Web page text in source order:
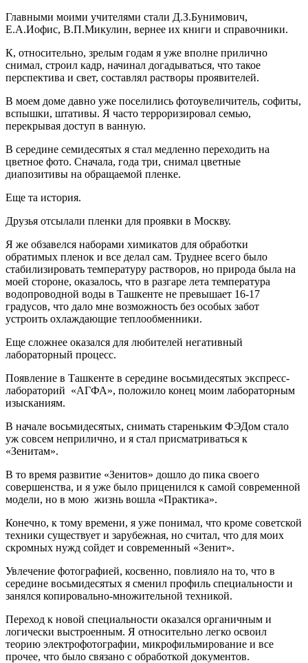
Главными моими учителями стали Д.З.Бунимович,
Е.А.Иофис, В.П.Микулин, вернее их книги и справочники.
К, относительно, зрелым годам я уже вполне прилично
снимал, строил кадр, начинал догадываться, что такое
перспектива и свет, составлял растворы проявителей.
В моем доме давно уже поселились фотоувеличитель, софиты,
вспышки, штативы. Я часто терроризировал семью,
перекрывая доступ в ванную.
В середине семидесятых я стал медленно переходить на
цветное фото. Сначала, года три, снимал цветные
диапозитивы на обращаемой пленке.
Еще та история.
Друзья отсылали пленки для проявки в Москву.
Я же обзавелся наборами химикатов для обработки
обратимых пленок и все делал сам. Труднее всего было
стабилизировать температуру растворов, но природа была на
моей стороне, оказалось, что в разгаре лета температура
водопроводной воды в Ташкенте не превышает 16-17
градусов, что дало мне возможность без особых забот
устроить охлаждающие теплообменники.
Еще сложнее оказался для любителей негативный
лабораторный процесс.
Появление в Ташкенте в середине восьмидесятых экспресс-
лабораторий «АГФА», положило конец моим лабораторным
изысканиям.
В начале восьмидесятых, снимать стареньким ФЭДом стало
уж совсем неприлично, и я стал присматриваться к
«Зенитам».
В то время развитие «Зенитов» дошло до пика своего
совершенства, и я уже было приценился к самой современной
модели, но в мою жизнь вошла «Практика».
Конечно, к тому времени, я уже понимал, что кроме советской
техники существует и зарубежная, но считал, что для моих
скромных нужд сойдет и современный «Зенит».
Увлечение фотографией, косвенно, повлияло на то, что в
середине восьмидесятых я сменил профиль специальности и
занялся копировально-множительной техникой.
Переход к новой специальности оказался органичным и
логически выстроенным. Я относительно легко освоил
теорию электрофотографии, микрофильмирование и все
прочее, что было связано с обработкой документов.